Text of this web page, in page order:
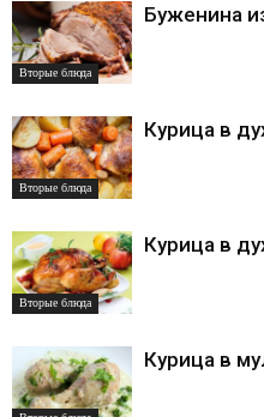
Вторые блюда
Буженина
Вторые блюда
Курица в
Вторые блюда
Курица в
Курица в